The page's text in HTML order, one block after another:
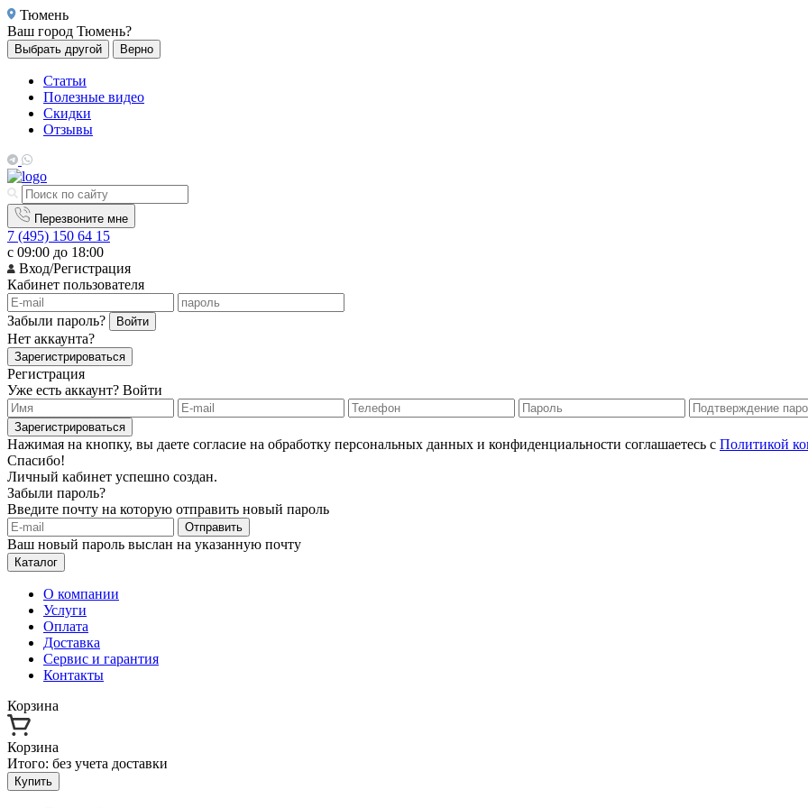
Тюмень
Ваш город Тюмень?
Выбрать другой Верно
Статьи
Полезные видео
Скидки
Отзывы
Перезвоните мне
7 (495) 150 64 15
с 09:00 до 18:00
Вход/Регистрация
Кабинет пользователя
Забыли пароль? Войти
Нет аккаунта?
Зарегистрироваться
Регистрация
Уже есть аккаунт? Войти
Зарегистрироваться
Нажимая на кнопку, вы даете согласие на обработку персональных данных и конфиденциальности соглашаетесь с Политикой
Спасибо!
Личный кабинет успешно создан.
Забыли пароль?
Введите почту на которую отправить новый пароль
Отправить
Ваш новый пароль выслан на указанную почту
Каталог
О компании
Услуги
Оплата
Доставка
Сервис и гарантия
Контакты
Корзина
Корзина
Итого: без учета доставки
Купить